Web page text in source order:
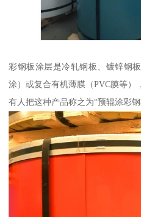
彩钢板涂层是冷轧钢板、镀锌钢
涂）或复合有机薄膜（PVC膜等
有人把这种产品称之为“预辊涂彩钢